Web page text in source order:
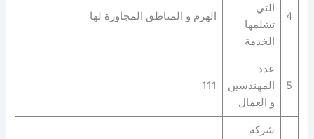
4
التي
تشلمها
الخدمة
الهرم و المناطق المجاورة لها
5
عدد
المهندسين
و العمال
111
شركة